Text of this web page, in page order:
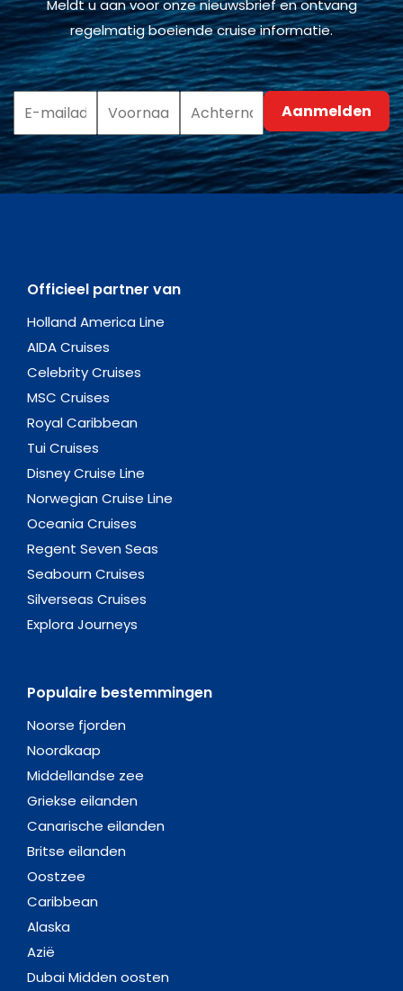
Meldt u aan voor onze nieuwsbrief en ontvang
regelmatig boeiende cruise informatie.
Officieel partner van
Holland America Line
AIDA Cruises
Celebrity Cruises
MSC Cruises
Royal Caribbean
Tui Cruises
Disney Cruise Line
Norwegian Cruise Line
Oceania Cruises
Regent Seven Seas
Seabourn Cruises
Silverseas Cruises
Explora Journeys
Populaire bestemmingen
Noorse fjorden
Noordkaap
Middellandse zee
Griekse eilanden
Canarische eilanden
Britse eilanden
Oostzee
Caribbean
Alaska
Azië
Dubai Midden oosten